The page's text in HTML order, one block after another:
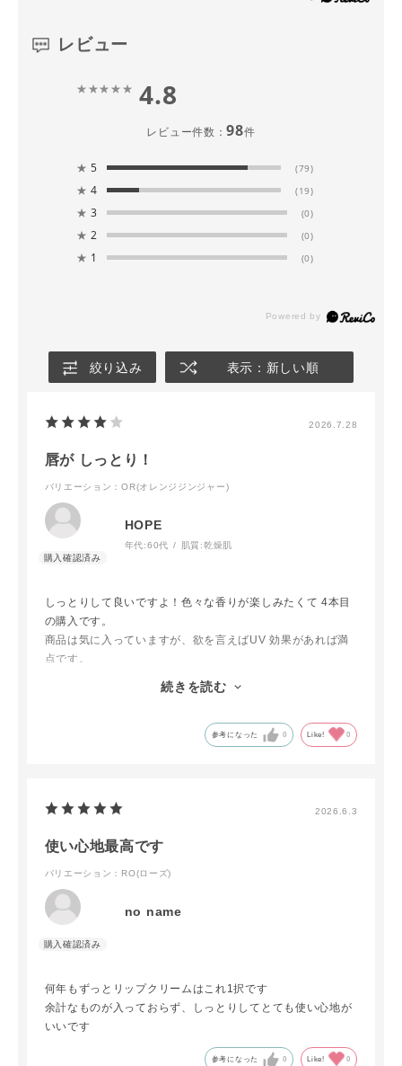
レビュー
4.8
レビュー件数：98件
★ 5 (79)
★ 4 (19)
★ 3 (0)
★ 2 (0)
★ 1 (0)
絞り込み 表示：新しい順
2026.7.28
唇が しっとり！
バリエーション：OR(オレンジジンジャー)
HOPE
年代:60代 肌質:乾燥肌
しっとりして良いですよ！色々な香りが楽しみたくて 4本目
の購入です。
商品は気に入っていますが、欲を言えばUV 効果があれば満
点です。
注文してからいつも対応が早くて嬉しいです。
翌日出荷で 2日後には届いています。
続きを読む
参考になった 0 Like! 0
2026.6.3
使い心地最高です
バリエーション：RO(ローズ)
no name
何年もずっとリップクリームはこれ1択です
余計なものが入っておらず、しっとりしてとても使い心地が
いいです
参考になった 0 Like! 0